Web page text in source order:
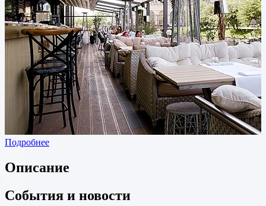
Подробнее
Описание
События и новости